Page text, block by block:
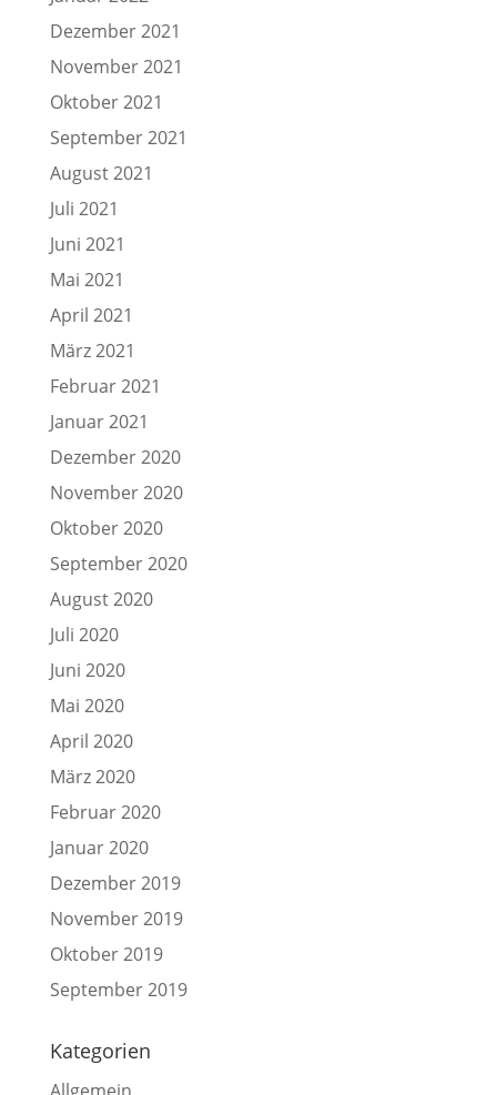
Dezember 2021
November 2021
Oktober 2021
September 2021
August 2021
Juli 2021
Juni 2021
Mai 2021
April 2021
März 2021
Februar 2021
Januar 2021
Dezember 2020
November 2020
Oktober 2020
September 2020
August 2020
Juli 2020
Juni 2020
Mai 2020
April 2020
März 2020
Februar 2020
Januar 2020
Dezember 2019
November 2019
Oktober 2019
September 2019
Kategorien